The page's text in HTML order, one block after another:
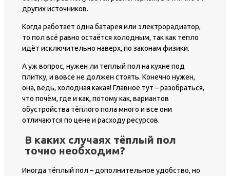
других источников.
Когда работает одна батарея или электрорадиатор,
то пол всё равно остаётся холодным, так как тепло
идёт исключительно наверх, по законам физики.
А уж вопрос, нужен ли теплый пол на кухне под
плитку, и вовсе не должен стоять. Конечно нужен,
она, ведь, холодная какая! Главное тут – разобраться,
что почём, где и как, потому как, вариантов
обустройства тёплого пола много и все они
отличаются по цене и расходу ресурсов.
В каких случаях тёплый пол
точно необходим?
Иногда тёплый пол – дополнительное удобство, но